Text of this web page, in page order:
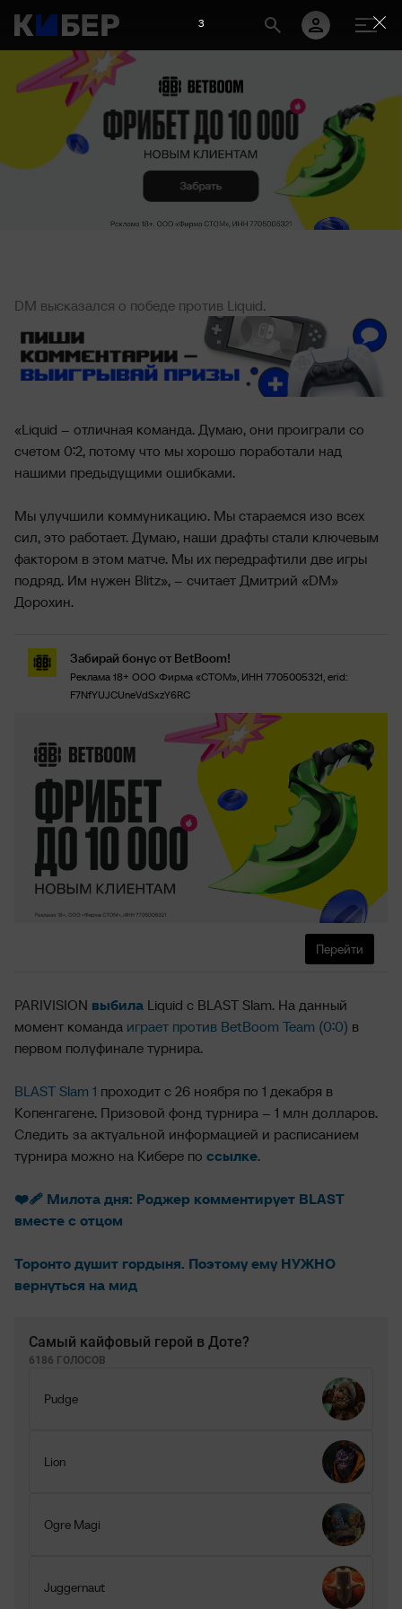
DM высказался о победе против Liquid.
«Liquid – отличная команда. Думаю, они проиграли со
счетом 0:2, потому что мы хорошо поработали над
нашими предыдущими ошибками.
Мы улучшили коммуникацию. Мы стараемся изо всех
сил, это работает. Думаю, наши драфты стали ключевым
фактором в этом матче. Мы их передрафтили две игры
подряд. Им нужен Blitz», – считает Дмитрий «DM»
Дорохин.
Забирай бонус от BetBoom!
Реклама 18+ ООО Фирма «СТОМ», ИНН 7705005321, erid:
F7NfYUJCUneVdSxzY6RC
Перейти
PARIVISION выбила Liquid с BLAST Slam. На данный
момент команда играет против BetBoom Team (0:0) в
первом полуфинале турнира.
BLAST Slam 1 проходит с 26 ноября по 1 декабря в
Копенгагене. Призовой фонд турнира – 1 млн долларов.
Следить за актуальной информацией и расписанием
турнира можно на Кибере по ссылке.
❤️‍🩹 Милота дня: Роджер комментирует BLAST
вместе с отцом
Торонто душит гордыня. Поэтому ему НУЖНО
вернуться на мид
Самый кайфовый герой в Доте?
6186 ГОЛОСОВ
Pudge
Lion
Ogre Magi
Juggernaut
2